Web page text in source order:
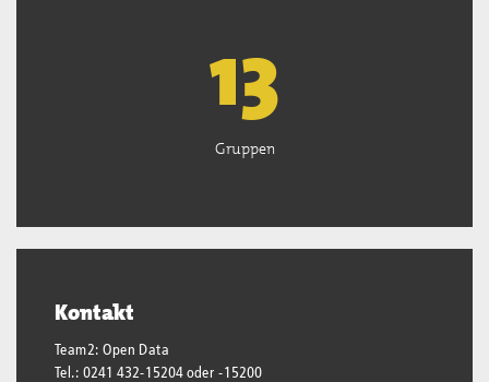
13
Gruppen
Kontakt
Team2: Open Data
Tel.: 0241 432-15204 oder -15200